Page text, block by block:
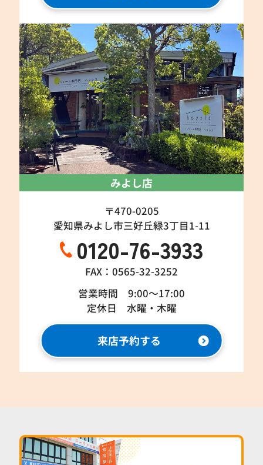
みよし店
〒470-0205
愛知県みよし市三好丘緑3丁目1-11
0120-76-3933
FAX：0565-32-3252
営業時間 9:00～17:00
定休日 水曜・木曜
来店予約する